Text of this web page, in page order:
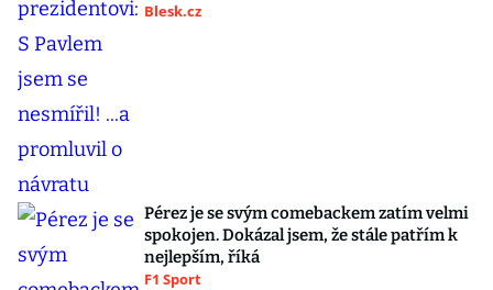
Blesk.cz
Pérez je se svým comebackem zatím velmi
spokojen. Dokázal jsem, že stále patřím k
nejlepším, říká
F1 Sport